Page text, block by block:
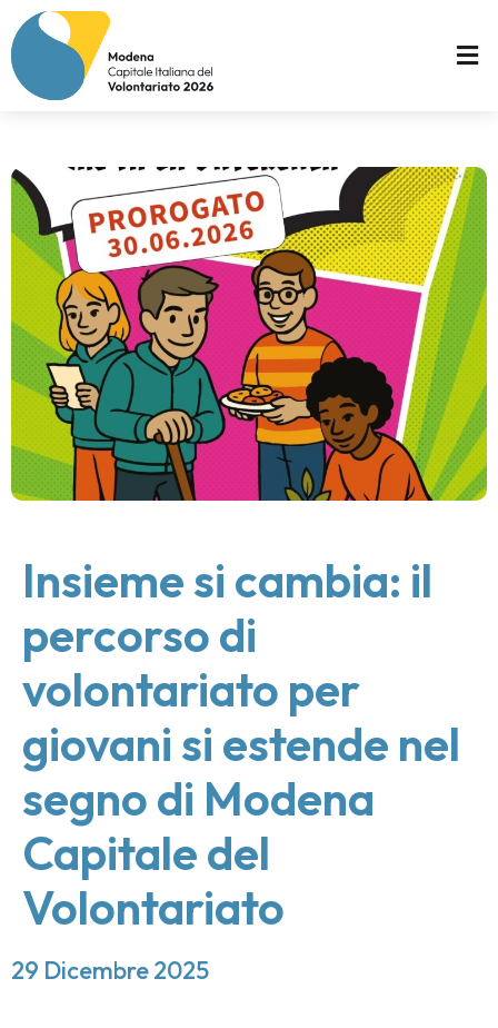
Insieme si cambia: il
percorso di
volontariato per
giovani si estende nel
segno di Modena
Capitale del
Volontariato
29 Dicembre 2025